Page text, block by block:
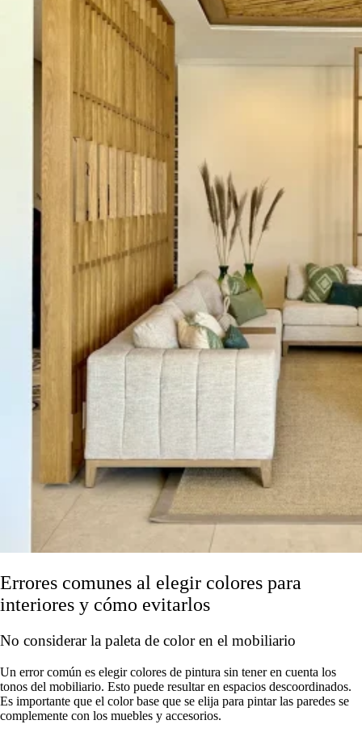
Errores comunes al elegir colores para
interiores y cómo evitarlos
No considerar la paleta de color en el mobiliario
Un error común es elegir colores de pintura sin tener en cuenta los
tonos del mobiliario. Esto puede resultar en espacios descoordinados.
Es importante que el color base que se elija para pintar las paredes se
complemente con los muebles y accesorios.